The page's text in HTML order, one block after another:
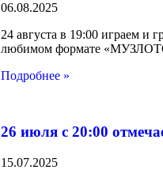
06.08.2025
24 августа в 19:00 играем и
любимом формате
Подробнее »
26 июля с 20:00
15.07.2025